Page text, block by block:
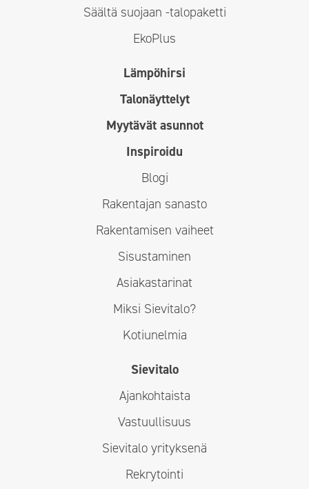
Säältä suojaan -talopaketti
EkoPlus
Lämpöhirsi
Talonäyttelyt
Myytävät asunnot
Inspiroidu
Blogi
Rakentajan sanasto
Rakentamisen vaiheet
Sisustaminen
Asiakastarinat
Miksi Sievitalo?
Kotiunelmia
Sievitalo
Ajankohtaista
Vastuullisuus
Sievitalo yrityksenä
Rekrytointi